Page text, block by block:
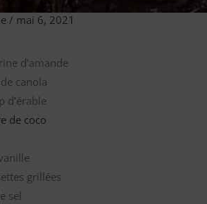
/ mai 6, 2021
d’amande
canola
d’érable
de coco
grillées
sel